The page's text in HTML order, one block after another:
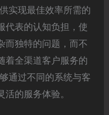
实现最佳效率所需的
代表的认知负担，使
而独特的问题，而不
着全渠道客户服务的
通过不同的系统与客
的服务体验。